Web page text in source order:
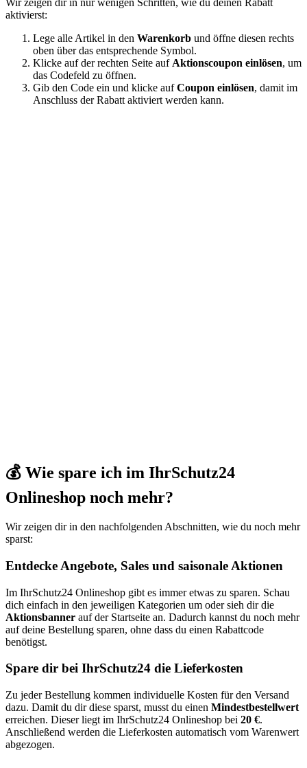
Wir zeigen dir in nur wenigen Schritten, wie du deinen Rabatt
aktivierst:
Lege alle Artikel in den Warenkorb und öffne diesen rechts
oben über das entsprechende Symbol.
Klicke auf der rechten Seite aufAktionscoupon einlösen, um
das Codefeld zu öffnen.
Gib den Code ein und klicke aufCoupon einlösen, damit im
Anschluss der Rabatt aktiviert werden kann.
💰 Wie spare ich im IhrSchutz24
Onlineshop noch mehr?
Wir zeigen dir in den nachfolgenden Abschnitten, wie du noch mehr
sparst:
Entdecke Angebote, Sales und saisonale Aktionen
Im IhrSchutz24 Onlineshop gibt es immer etwas zu sparen. Schau
dich einfach in den jeweiligen Kategorien um oder sieh dir die
Aktionsbanner auf der Startseite an. Dadurch kannst du noch mehr
auf deine Bestellung sparen, ohne dass du einen Rabattcode
benötigst.
Spare dir bei IhrSchutz24 die Lieferkosten
Zu jeder Bestellung kommen individuelle Kosten für den Versand
dazu. Damit du dir diese sparst, musst du einen Mindestbestellwert
erreichen. Dieser liegt im IhrSchutz24 Onlineshop bei 20 €.
Anschließend werden die Lieferkosten automatisch vom Warenwert
abgezogen.